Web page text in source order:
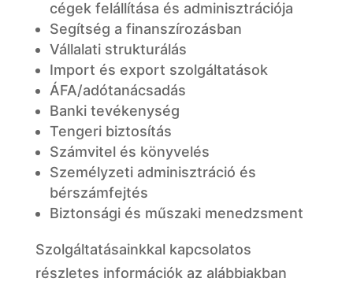
cégek felállítása és adminisztrációja
Segítség a finanszírozásban
Vállalati strukturálás
Import és export szolgáltatások
ÁFA/adótanácsadás
Banki tevékenység
Tengeri biztosítás
Számvitel és könyvelés
Személyzeti adminisztráció és
bérszámfejtés
Biztonsági és műszaki menedzsment
Szolgáltatásainkkal kapcsolatos
részletes információk az alábbiakban